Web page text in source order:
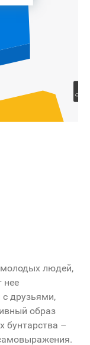
людей,
нее
друзьями,
образ
бунтарства –